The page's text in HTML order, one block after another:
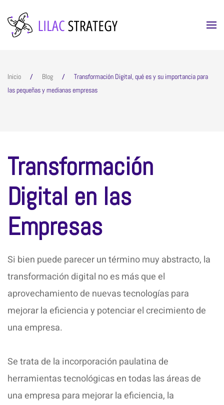
Skip to main content
Inicio Blog
Transformación Digital, qué es y su importancia para
las pequeñas y medianas empresas
Transformación
Digital en las
Empresas
Si bien puede parecer un término muy abstracto, la
transformación digital no es más que el
aprovechamiento de nuevas tecnologías para
mejorar la eficiencia y potenciar el crecimiento de
una empresa.
Se trata de la incorporación paulatina de
herramientas tecnológicas en todas las áreas de
una empresa para mejorar la eficiencia, la